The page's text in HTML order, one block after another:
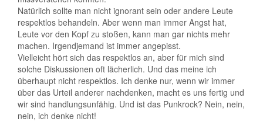
Natürlich sollte man nicht ignorant sein oder andere Leute
respektlos behandeln. Aber wenn man immer Angst hat,
Leute vor den Kopf zu stoßen, kann man gar nichts mehr
machen. Irgendjemand ist immer angepisst.
Vielleicht hört sich das respektlos an, aber für mich sind
solche Diskussionen oft lächerlich. Und das meine ich
überhaupt nicht respektlos. Ich denke nur, wenn wir immer
über das Urteil anderer nachdenken, macht es uns fertig und
wir sind handlungsunfähig. Und ist das Punkrock? Nein, nein,
nein, ich denke nicht!